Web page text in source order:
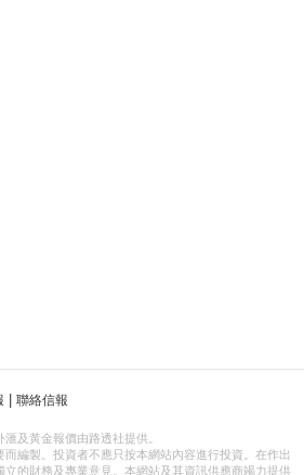
聯絡信報
及黃金報價由路透社提供。
編製。投資者不應只按本網站內容進行投資。在作出
的財務及專業意見。本網站及其資訊供應商竭力提供